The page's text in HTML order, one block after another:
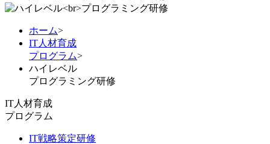
ホーム>
IT人材育成
プログラム>
ハイレベル
プログラミング研修
IT人材育成
プログラム
IT戦略策定研修